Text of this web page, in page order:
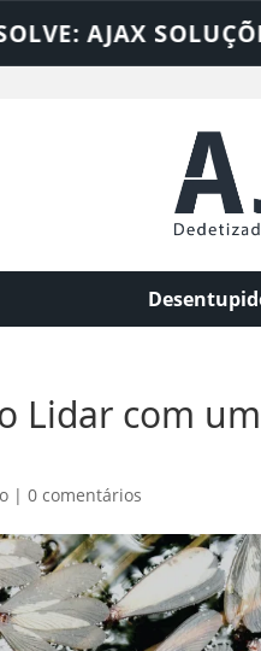
SOLUÇÕES
Lidar com
|0 comentários